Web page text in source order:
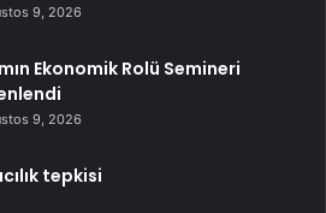
9, 2026
Ekonomik Rolü Semineri
9, 2026
tepkisi